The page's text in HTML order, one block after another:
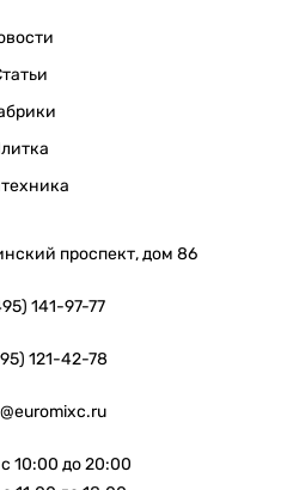
проспект, дом 86
141-97-77
121-42-78
10:00 до 20:00